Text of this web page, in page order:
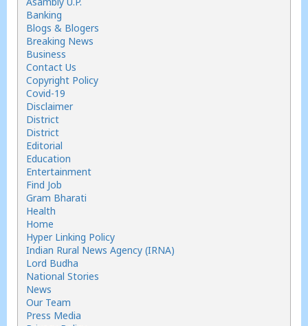
Banking
Blogs & Blogers
Breaking News
Business
Contact Us
Copyright Policy
Covid-19
Disclaimer
District
District
Editorial
Education
Entertainment
Find Job
Gram Bharati
Health
Home
Hyper Linking Policy
Indian Rural News Agency (IRNA)
Lord Budha
National Stories
News
Our Team
Press Media